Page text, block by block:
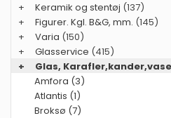
+ Keramik og stentøj (137)
+
Figurer. Kgl. B&G, mm. (145)
+
Varia (150)
+
Glasservice (415)
+
Glas,
Amfora (3)
Atlantis (1)
Broksø (7)